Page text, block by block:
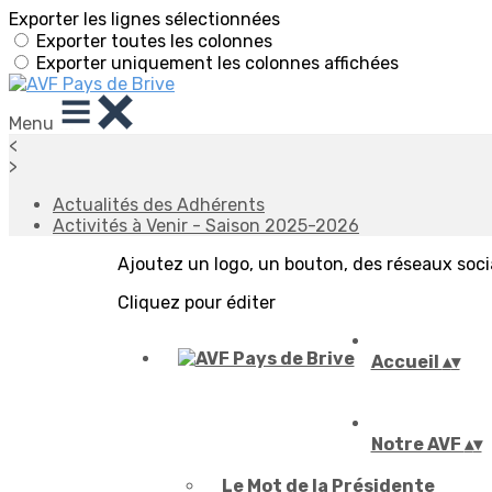
Exporter les lignes sélectionnées
Exporter toutes les colonnes
Exporter uniquement les colonnes affichées
Menu
<
>
Actualités des Adhérents
Activités à Venir - Saison 2025-2026
Ajoutez un logo, un bouton, des réseaux
Cliquez pour éditer
Accueil ▴▾
Notre AVF ▴▾
Le Mot de la Présidente